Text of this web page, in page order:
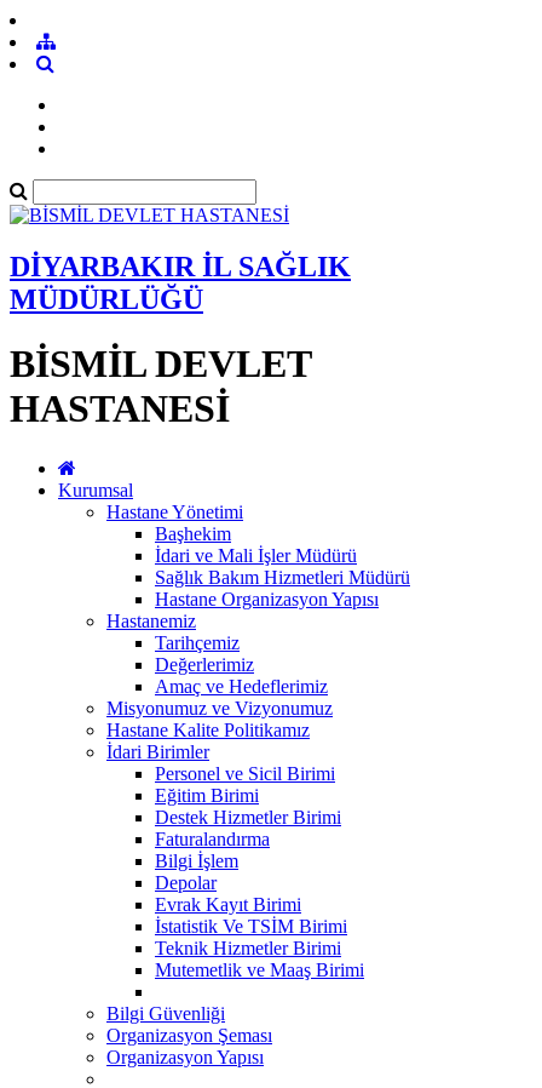
DİYARBAKIR İL SAĞLIK
MÜDÜRLÜĞÜ
BİSMİL DEVLET
HASTANESİ
Kurumsal
Hastane Yönetimi
Başhekim
İdari ve Mali İşler Müdürü
Sağlık Bakım Hizmetleri Müdürü
Hastane Organizasyon Yapısı
Hastanemiz
Tarihçemiz
Değerlerimiz
Amaç ve Hedeflerimiz
Misyonumuz ve Vizyonumuz
Hastane Kalite Politikamız
İdari Birimler
Personel ve Sicil Birimi
Eğitim Birimi
Destek Hizmetler Birimi
Faturalandırma
Bilgi İşlem
Depolar
Evrak Kayıt Birimi
İstatistik Ve TSİM Birimi
Teknik Hizmetler Birimi
Mutemetlik ve Maaş Birimi
Bilgi Güvenliği
Organizasyon Şeması
Organizasyon Yapısı